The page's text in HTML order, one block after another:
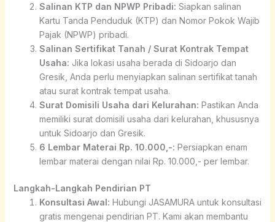
Salinan KTP dan NPWP Pribadi: Siapkan salinan
Kartu Tanda Penduduk (KTP) dan Nomor Pokok Wajib
Pajak (NPWP) pribadi.
Salinan Sertifikat Tanah / Surat Kontrak Tempat
Usaha: Jika lokasi usaha berada di Sidoarjo dan
Gresik, Anda perlu menyiapkan salinan sertifikat tanah
atau surat kontrak tempat usaha.
Surat Domisili Usaha dari Kelurahan: Pastikan Anda
memiliki surat domisili usaha dari kelurahan, khususnya
untuk Sidoarjo dan Gresik.
6 Lembar Materai Rp. 10.000,-: Persiapkan enam
lembar materai dengan nilai Rp. 10.000,- per lembar.
Langkah-Langkah Pendirian PT
Konsultasi Awal: Hubungi JASAMURA untuk konsultasi
gratis mengenai pendirian PT. Kami akan membantu